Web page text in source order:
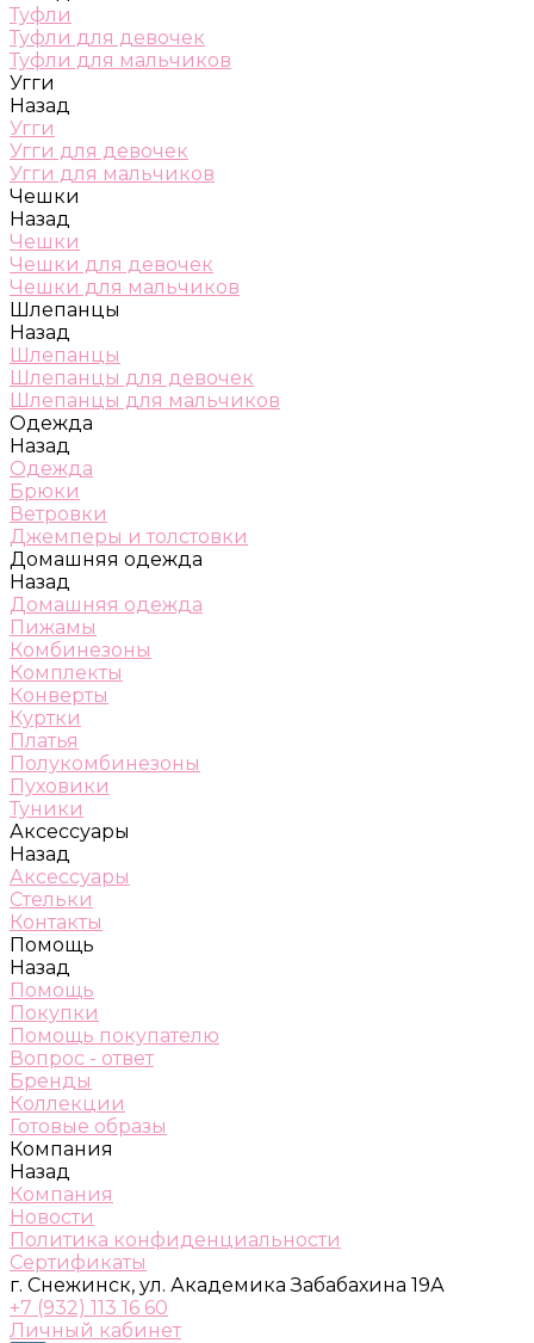
Туфли
Туфли для девочек
Туфли для мальчиков
Угги
Назад
Угги
Угги для девочек
Угги для мальчиков
Чешки
Назад
Чешки
Чешки для девочек
Чешки для мальчиков
Шлепанцы
Назад
Шлепанцы
Шлепанцы для девочек
Шлепанцы для мальчиков
Одежда
Назад
Одежда
Брюки
Ветровки
Джемперы и толстовки
Домашняя одежда
Назад
Домашняя одежда
Пижамы
Комбинезоны
Комплекты
Конверты
Куртки
Платья
Полукомбинезоны
Пуховики
Туники
Аксессуары
Назад
Аксессуары
Стельки
Контакты
Помощь
Назад
Помощь
Покупки
Помощь покупателю
Вопрос - ответ
Бренды
Коллекции
Готовые образы
Компания
Назад
Компания
Новости
Политика конфиденциальности
Сертификаты
г. Снежинск, ул. Академика Забабахина 19А
+7 (932) 113 16 60
Личный кабинет